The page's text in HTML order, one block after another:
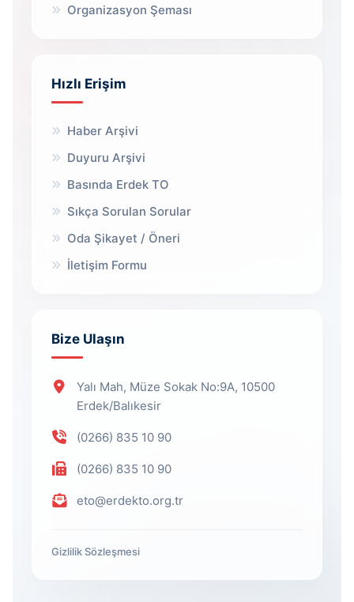
Organizasyon Şeması
Hızlı Erişim
Haber Arşivi
Duyuru Arşivi
Basında Erdek TO
Sıkça Sorulan Sorular
Oda Şikayet / Öneri
İletişim Formu
Bize Ulaşın
Yalı Mah, Müze Sokak No:9A, 10500
Erdek/Balıkesir
(0266) 835 10 90
(0266) 835 10 90
eto@erdekto.org.tr
Gizlilik Sözleşmesi